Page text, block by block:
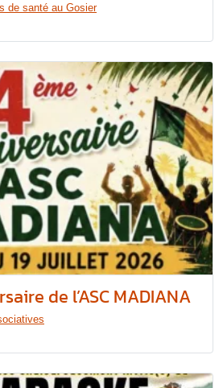
de santé au Gosier
de l’ASC MADIANA